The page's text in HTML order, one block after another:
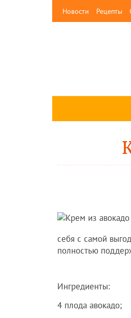
Новости Рецепты
себя с самой
полностью
Ингредиенты:
4 плода авокадо;